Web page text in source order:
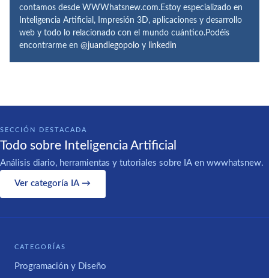
contamos desde WWWhatsnew.com.Estoy especializado en
Inteligencia Artificial, Impresión 3D, aplicaciones y desarrollo
web y todo lo relacionado con el mundo cuántico.Podéis
encontrarme en @juandiegopolo y linkedin
SECCIÓN DESTACADA
Todo sobre Inteligencia Artificial
Análisis diario, herramientas y tutoriales sobre IA en wwwhatsnew.
Ver categoría IA →
CATEGORÍAS
Programación y Diseño